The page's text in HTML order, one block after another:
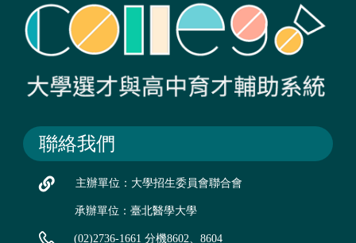
聯絡我們
主辦單位：大學招生委員會聯合會
承辦單位：臺北醫學大學
(02)2736-1661 分機8602、8604